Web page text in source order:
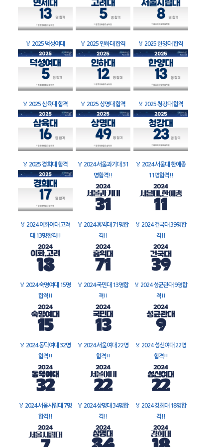
🏅 2025 덕성여대 🏅 2025 인하대 합격 🏅 2025 한양대 합격
🏅 2025 삼육대 합격 🏅 2025 상명대 합격 🏅 2025 청강대 합격
🏅 2025 경희대 합격 🏅 2024 서울과기대 31
명합격!!
🏅 2024 서울대 한예종
11명합격!!
🏅 2024 이화여대 고려
대 13명합격!!
🏅 2024 홍익대 71명합
격!!
🏅 2024 건국대 39명합
격!!
🏅 2024 숙명여대 15명
합격!!
🏅 2024 국민대 13명합
격!!
🏅 2024 성균관대 9명합
격!!
🏅 2024 동덕여대 32명
합격!!
🏅 2024 서울여대 22명
합격!!
🏅 2024 성신여대 22명
합격!!
🏅 2024 서울시립대 7명
합격!!
🏅 2024 상명대 34명합
격!!
🏅 2024 경희대 18명합
격!!